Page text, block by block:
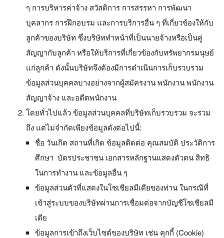
ๆ การบริหารค่าจ้าง สวัสดิการ การสรรหา การพัฒนา
บุคลากร การฝึกอบรม และการบริการอื่น ๆ ที่เกี่ยวข้องให้กับ
ลูกค้าของบริษัท ซึ่งบริษัททำหน้าที่เป็นนายจ้างหรือเป็นคู่
สัญญากับลูกค้า หรือให้บริการที่เกี่ยวข้องกับทรัพยากรมนุษย์
แก่ลูกค้า ดังนั้นบริษัทจึงต้องมีการดำเนินการเก็บรวบรวม
ข้อมูลส่วนบุคคลบางอย่างจากผู้สมัครงาน พนักงาน พนักงาน
สัญญาจ้าง และอดีตพนักงาน
โดยทั่วไปแล้ว ข้อมูลส่วนบุคคลที่บริษัทเก็บรวบรวม จะรวม
ถึง แต่ไม่จำกัดเพียงข้อมูลดังต่อไปนี้:
ชื่อ วันเกิด สถานที่เกิด ข้อมูลติดต่อ คุณสมบัติ ประวัติการ
ศึกษา บัตรประชาชน เอกสารหลักฐานแสดงตัวตน สิทธิ
ในการทำงาน และข้อมูลอื่น ๆ
ข้อมูลส่วนตัวที่แสดงในโซเชียลมีเดียของท่าน ในกรณีที่
เข้าสู่ระบบของบริษัทผ่านการเชื่อมต่อจากบัญชีโซเชียลมี
เดีย
ข้อมูลการเข้าถึงเว็บไซต์ของบริษัท เช่น คุกกี้ (Cookie)